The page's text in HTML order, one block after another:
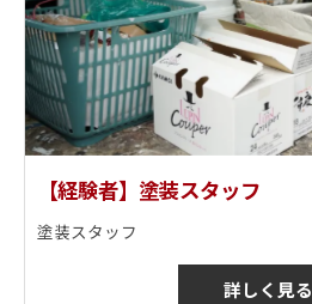
【経験者】塗装スタッフ
塗装スタッフ
詳しく見る